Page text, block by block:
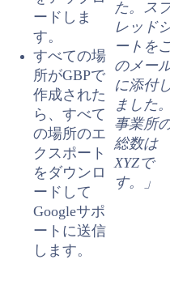
ードしま
す。
すべての場
所がGBPで
作成された
ら、すべて
の場所のエ
クスポート
をダウンロ
ードして
Googleサポ
ートに送信
します。
た。ス
レッド
ートを
のメー
に添付
ました
事業所
総数は
XYZで
す。」